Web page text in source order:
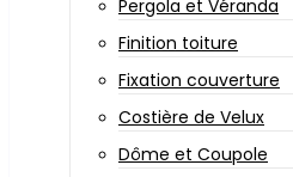
Pergola et Véranda
Finition toiture
Fixation couverture
Costière de Velux
Dôme et Coupole